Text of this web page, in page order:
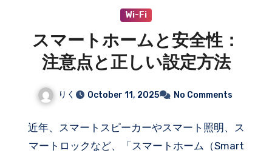
Wi-Fi
スマートホームと安全性：
注意点と正しい設定方法
りく October 11, 2025 No Comments
近年、スマートスピーカーやスマート照明、ス
マートロックなど、「スマートホーム（Smart